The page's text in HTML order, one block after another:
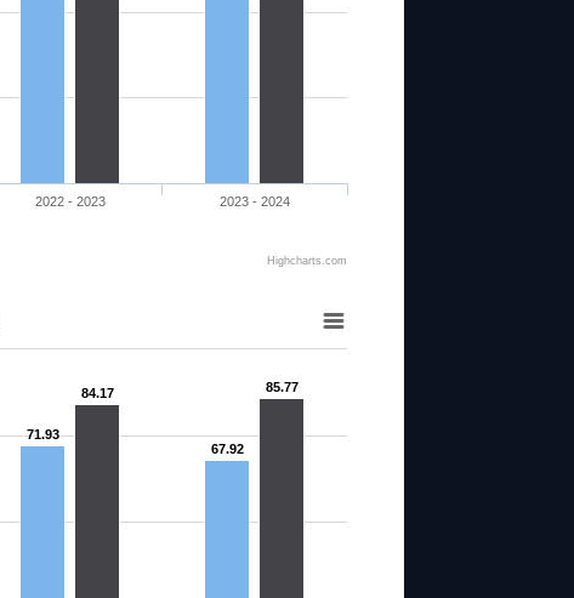
2022 - 2023 2023 - 2024
Highcharts.com
71.93
67.92
84.17 85.77